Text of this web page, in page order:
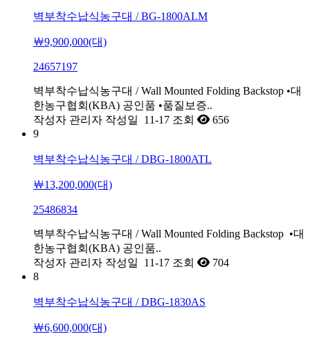
벽부착수납식농구대 / BG-1800ALM
￦9,900,000(대)
24657197
벽부착수납식농구대 / Wall Mounted Folding Backstop •대
한농구협회(KBA) 공인품 •품질보증..
작성자 관리자 작성일 11-17 조회
656
9
벽부착수납식농구대 / DBG-1800ATL
￦13,200,000(대)
25486834
벽부착수납식농구대 / Wall Mounted Folding Backstop •대
한농구협회(KBA) 공인품..
작성자 관리자 작성일 11-17 조회
704
8
벽부착수납식농구대 / DBG-1830AS
￦6,600,000(대)